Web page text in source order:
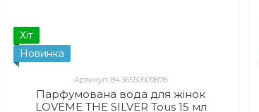
Хіт
Новинка
Артикул: 8436550509878
Парфумована вода для жінок
LOVEME THE SILVER Tous 15 мл